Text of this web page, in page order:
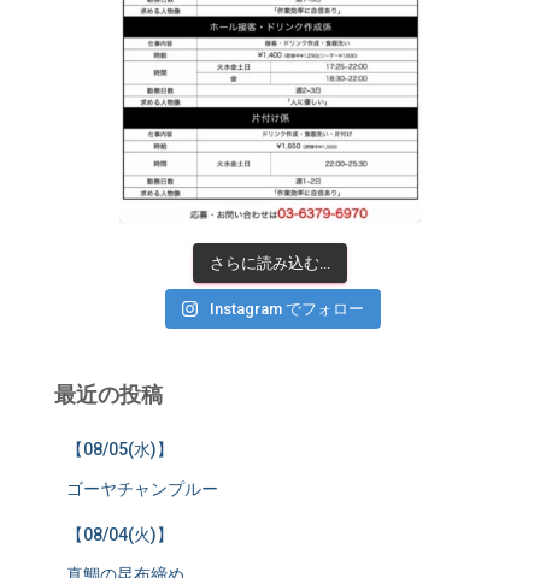
さらに読み込む...
Instagram でフォロー
最近の投稿
【08/05(水)】
ゴーヤチャンプルー
【08/04(火)】